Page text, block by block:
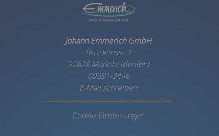
Johann Emmerich GmbH
Brückenstr. 1
97828 Marktheidenfeld
09391-3446
E-Mail schreiben
Cookie Einstellungen